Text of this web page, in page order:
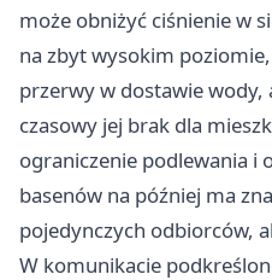
może obniżyć ciśnienie w
na zbyt wysokim
przerwy w dostawie
czasowy jej brak dla
ograniczenie podlewania i
basenów na później ma
pojedynczych odbiorców,
W komunikacie